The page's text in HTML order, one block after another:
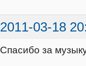
2011-03-18
Спасибо за